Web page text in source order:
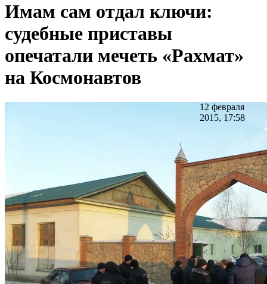
Имам сам отдал ключи:
судебные приставы
опечатали мечеть «Рахмат»
на Космонавтов
12 февраля
2015, 17:58